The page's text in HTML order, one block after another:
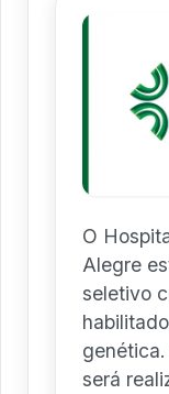
O
Alegre
seletivo
será